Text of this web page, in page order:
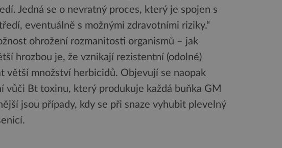
Jedná se o nevratný proces, který je spojen s
eventuálně s možnými zdravotními riziky.“
ohrožení rozmanitosti organismů – jak
hrozbou je, že vznikají rezistentní (odolné)
větší množství herbicidů. Objevují se naopak
vůči Bt toxinu, který produkuje každá buňka GM
jsou případy, kdy se při snaze vyhubit plevelný